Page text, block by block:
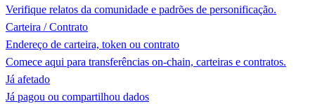
Verifique relatos da comunidade e padrões de personificação.
Carteira / Contrato
Endereço de carteira, token ou contrato
Comece aqui para transferências on-chain, carteiras e contratos.
Já afetado
Já pagou ou compartilhou dados